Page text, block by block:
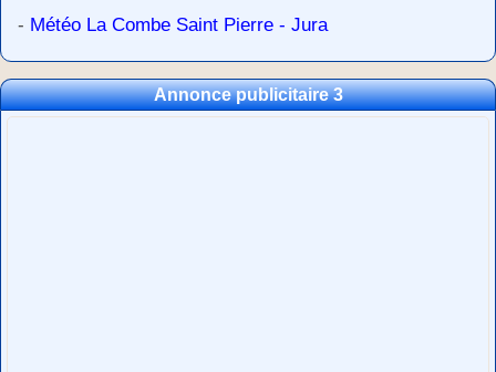
- Météo La Combe Saint Pierre - Jura
Annonce publicitaire 3